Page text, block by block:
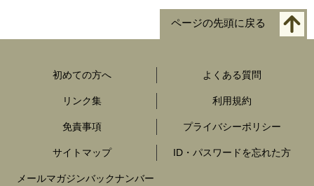
ページの先頭に戻る
初めての方へ よくある質問
リンク集 利用規約
免責事項 プライバシーポリシー
サイトマップ ID・パスワードを忘れた方
メールマガジンバックナンバー